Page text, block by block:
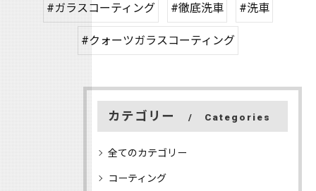
#ガラスコーティング #徹底洗車 #洗車
#クォーツガラスコーティング
カテゴリー Categories
全てのカテゴリー
コーティング